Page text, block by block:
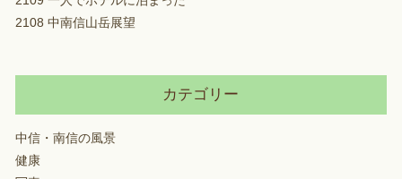
2108 中南信山岳展望
カテゴリー
中信・南信の風景
健康